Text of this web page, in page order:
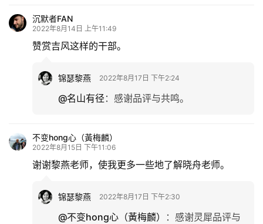
沉默者FAN
2022年8月14日 上午11:49
赞赏吉风这样的干部。
锦瑟黎燕 2022年8月17日 下午2:24
@名山有径： 感谢品评与共鸣。
不变hong心（黃梅麟）
2022年8月15日 下午11:06
谢谢黎燕老师，使我更多一些地了解晓舟老师。
锦瑟黎燕 2022年8月17日 下午2:30
@不变hong心（黃梅麟） ： 感谢灵犀品评与